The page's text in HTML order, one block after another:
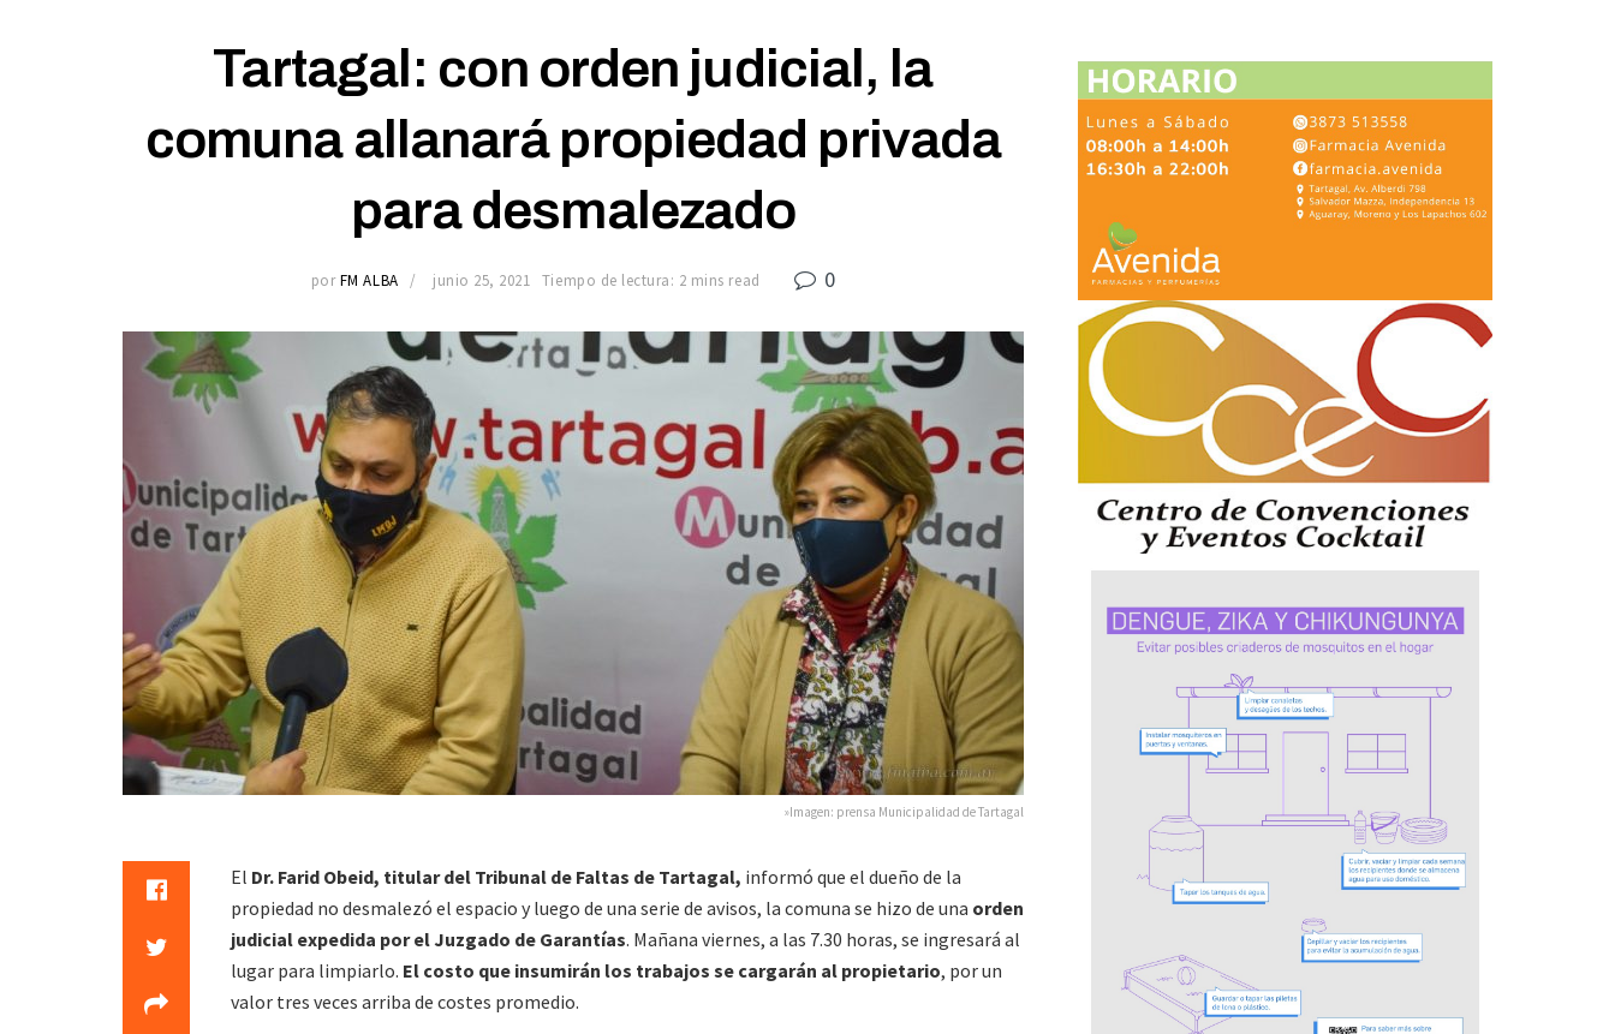
Tartagal: con orden judicial, la
comuna allanará propiedad privada
para desmalezado
por FM ALBA junio 25, 2021 Tiempo de lectura: 2 mins read 0
»Imagen: prensa Municipalidad de Tartagal
El Dr. Farid Obeid, titular del Tribunal de Faltas de Tartagal, informó que el dueño de la
propiedad no desmalezó el espacio y luego de una serie de avisos, la comuna se hizo de una orden
judicial expedida por el Juzgado de Garantías. Mañana viernes, a las 7.30 horas, se ingresará al
lugar para limpiarlo. El costo que insumirán los trabajos se cargarán al propietario, por un
valor tres veces arriba de costes promedio.